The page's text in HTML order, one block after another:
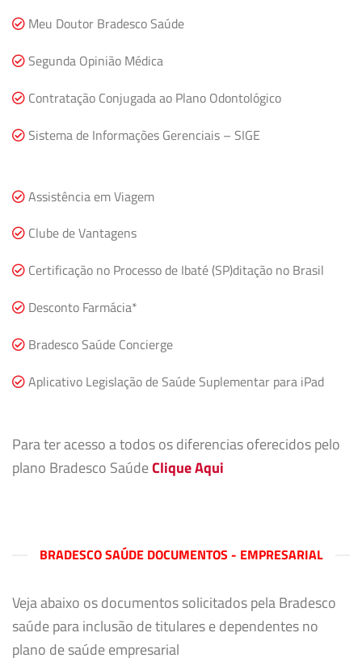
Meu Doutor Bradesco Saúde
Segunda Opinião Médica
Contratação Conjugada ao Plano Odontológico
Sistema de Informações Gerenciais – SIGE
Assistência em Viagem
Clube de Vantagens
Certificação no Processo de Ibaté (SP)ditação no Brasil
Desconto Farmácia*
Bradesco Saúde Concierge
Aplicativo Legislação de Saúde Suplementar para iPad
Para ter acesso a todos os diferencias oferecidos pelo
plano Bradesco SaúdeClique Aqui
BRADESCO SAÚDE DOCUMENTOS - EMPRESARIAL
Veja abaixo os documentos solicitados pela Bradesco
saúde para inclusão de titulares e dependentes no
plano de saúde empresarial